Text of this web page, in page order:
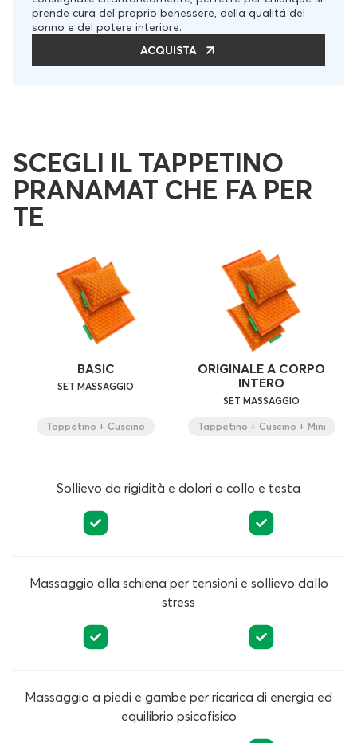
prende cura del proprio benessere, della qualitá del
sonno e del potere interiore.
ACQUISTA
SCEGLI IL TAPPETINO
PRANAMAT CHE FA PER
TE
BASIC
SET MASSAGGIO
Tappetino + Cuscino
ORIGINALE A CORPO
INTERO
SET MASSAGGIO
Tappetino + Cuscino + Mini
Sollievo da rigidità e dolori a collo e testa
Massaggio alla schiena per tensioni e sollievo dallo
stress
Massaggio a piedi e gambe per ricarica di energia ed
equilibrio psicofisico